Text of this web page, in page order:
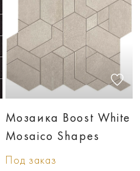
Мозаика Boost White
Mosaico Shapes
Под заказ